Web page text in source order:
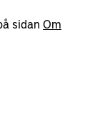
sidan Om